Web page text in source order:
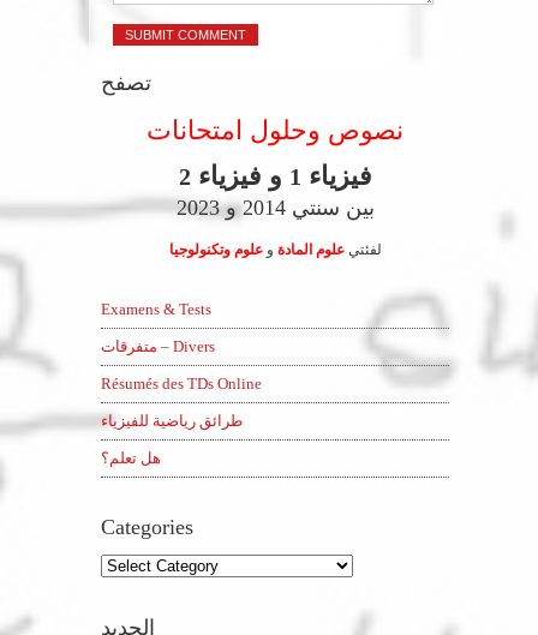
تصفح
نصوص وحلول امتحانات
فيزياء 1 و فيزياء2
بين سنتي 2014 و 2023
لفئتيعلوم المادة وعلوم وتكنولوجيا
Examens & Tests
متفرقات – Divers
Résumés des TDs Online
طرائق رياضية للفيزياء
هل تعلم؟
Categories
Categories
الجديد